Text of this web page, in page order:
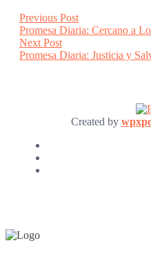
Post
navigation
Previous PostPrevious
post:
Promesa Diaria: Cercano a
Next PostNext
post:
Promesa Diaria: Justicia y
Created by